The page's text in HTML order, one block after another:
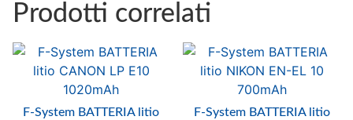
Prodotti correlati
F-System BATTERIA litio
F-System BATTERIA litio